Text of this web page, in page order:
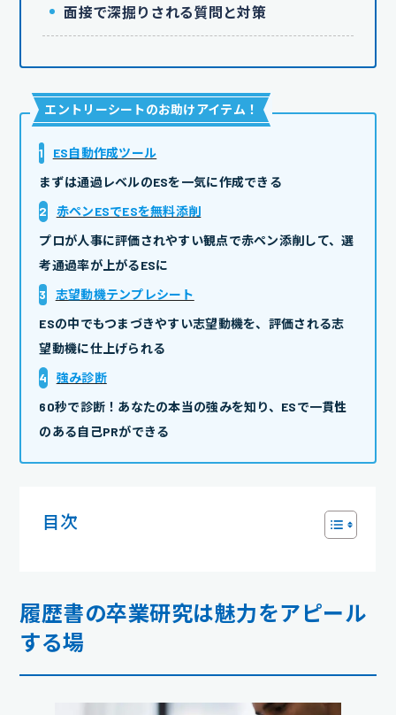
面接で深掘りされる質問と対策
エントリーシートのお助けアイテム ！
1
ES自動作成ツール
まずは通過レベルのESを一気に作成できる
2
赤ペンESでESを無料添削
プロが人事に評価されやすい観点で赤ペン添削して、選
考通過率が上がるESに
3
志望動機テンプレシート
ESの中でもつまづきやすい志望動機を、評価される志
望動機に仕上げられる
4
強み診断
60秒で診断！あなたの本当の強みを知り、ESで一貫性
のある自己PRができる
目次
履歴書の卒業研究は魅力をアピール
する場